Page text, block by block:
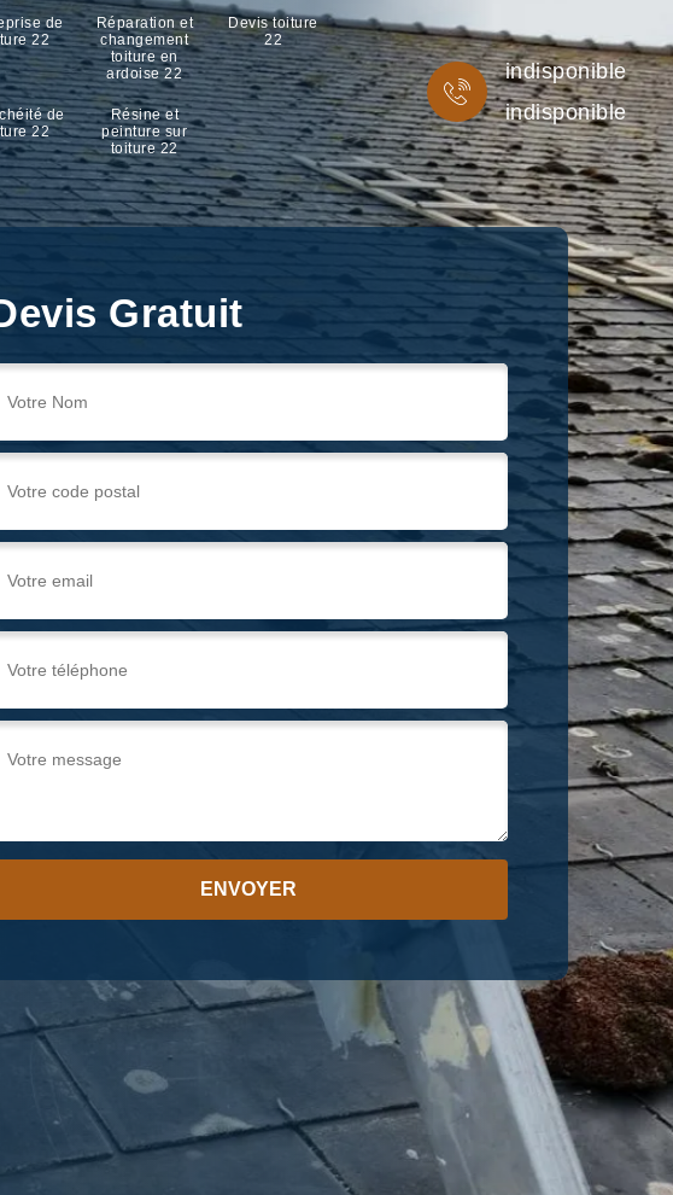
de
22
Réparation et
changement
toiture en
ardoise 22
Devis toiture
22
de
22
Résine et
peinture sur
toiture 22
indisponible
indisponible
Gratuit